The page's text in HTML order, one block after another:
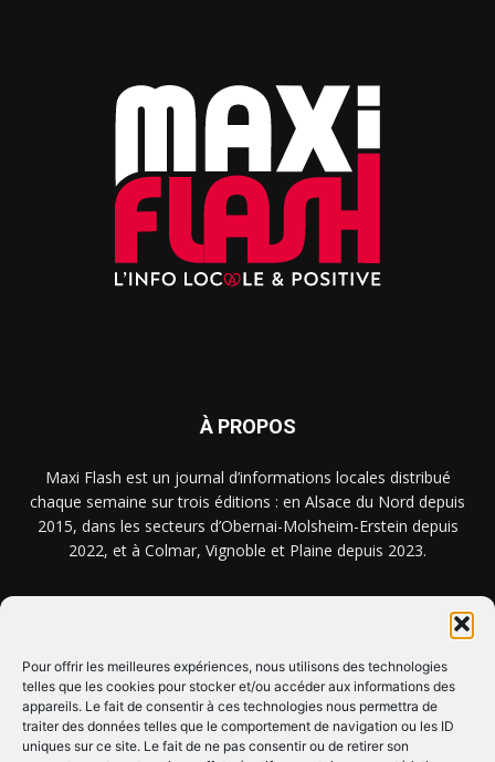
Pour offrir les meilleures expériences, nous utilisons des technologies
telles que les cookies pour stocker et/ou accéder aux informations des
appareils. Le fait de consentir à ces technologies nous permettra de
traiter des données telles que le comportement de navigation ou les ID
uniques sur ce site. Le fait de ne pas consentir ou de retirer son
À PROPOS
Maxi Flash est un journal d’informations locales distribué
chaque semaine sur trois éditions : en Alsace du Nord depuis
2015, dans les secteurs d’Obernai-Molsheim-Erstein depuis
2022, et à Colmar, Vignoble et Plaine depuis 2023.
CLIQUEZ ICI !